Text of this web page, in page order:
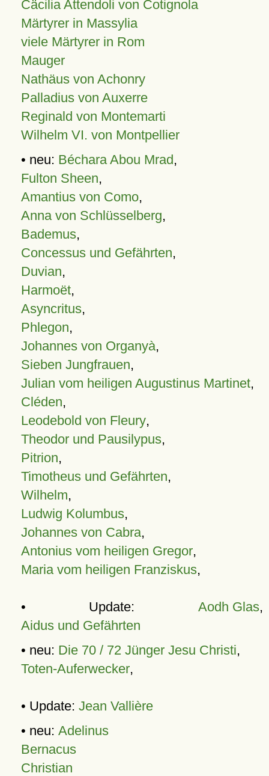
Cäcilia Attendoli von Cotignola
Märtyrer in Massylia
viele Märtyrer in Rom
Mauger
Nathäus von Achonry
Palladius von Auxerre
Reginald von Montemarti
Wilhelm VI. von Montpellier
• neu: Béchara Abou Mrad,
Fulton Sheen,
Amantius von Como,
Anna von Schlüsselberg,
Bademus,
Concessus und Gefährten,
Duvian,
Harmoët,
Asyncritus,
Phlegon,
Johannes von Organyà,
Sieben Jungfrauen,
Julian vom heiligen Augustinus Martinet,
Cléden,
Leodebold von Fleury,
Theodor und Pausilypus,
Pitrion,
Timotheus und Gefährten,
Wilhelm,
Ludwig Kolumbus,
Johannes von Cabra,
Antonius vom heiligen Gregor,
Maria vom heiligen Franziskus,
• Update: Aodh Glas,
Aidus und Gefährten
• neu: Die 70 / 72 Jünger Jesu Christi,
Toten-Auferwecker,
• Update: Jean Vallière
• neu: Adelinus
Bernacus
Christian